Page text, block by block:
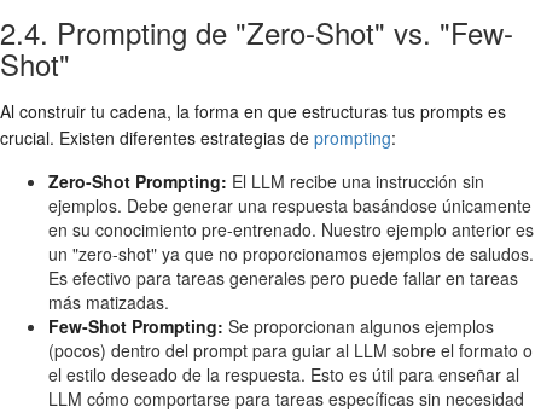
2.4. Prompting de "Zero-Shot" vs. "Few-
Shot"
Al construir tu cadena, la forma en que estructuras tus prompts es
crucial. Existen diferentes estrategias de prompting:
Zero-Shot Prompting: El LLM recibe una instrucción sin
ejemplos. Debe generar una respuesta basándose únicamente
en su conocimiento pre-entrenado. Nuestro ejemplo anterior es
un "zero-shot" ya que no proporcionamos ejemplos de saludos.
Es efectivo para tareas generales pero puede fallar en tareas
más matizadas.
Few-Shot Prompting: Se proporcionan algunos ejemplos
(pocos) dentro del prompt para guiar al LLM sobre el formato o
el estilo deseado de la respuesta. Esto es útil para enseñar al
LLM cómo comportarse para tareas específicas sin necesidad